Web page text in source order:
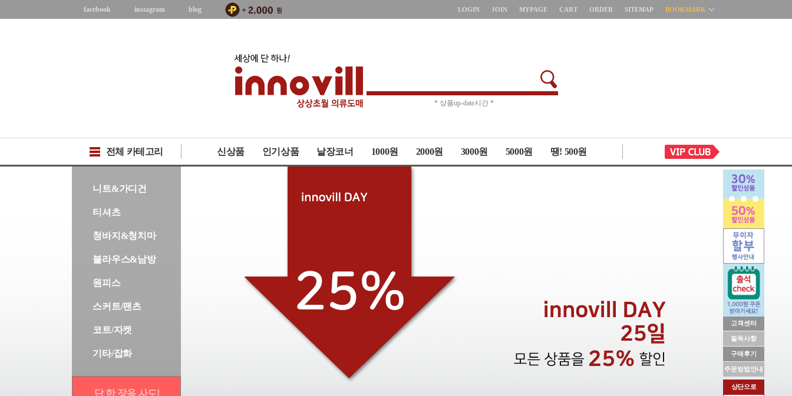
고객센터
필독사항
구매후기
주문방법안내
상단으로
facebook instagram blog LOGIN JOIN MYPAGE CART ORDER SITEMAP BOOKMARK
* 주문취소 제한 *
전체 카테고리 신상품 인기상품 낱장코너 1000원 2000원 3000원 5000원 땡! 500원
니트&가디건
티셔츠
청바지&청치마
블라우스&남방
원피스
스커트/팬츠
코트/자켓
기타/잡화